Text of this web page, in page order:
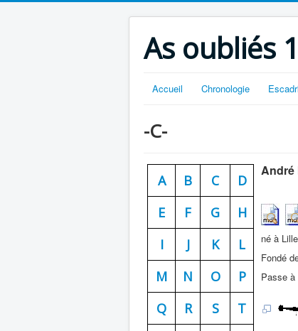
As oubliés
Accueil Chronologie
-C-
A B C
D
E
F G
H
I
J K
L
M
N O
P
Q
R S
T
André
né à
Fondé
Passe à